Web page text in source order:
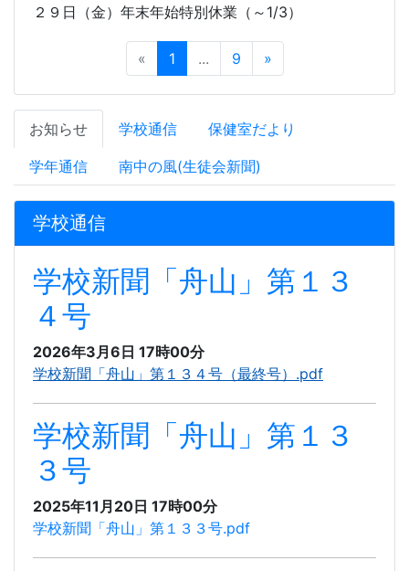
２９日（金）年末年始特別休業（～ 1/3）
« 1 ... 9 »
お知らせ 学校通信 保健室だより
学年通信 南中の風(生徒会新聞)
学校通信
学校新聞「舟山」第１３
４号
2026年3月6日 17時00分
学校新聞「舟山」第１３４号（最終号）.pdf
学校新聞「舟山」第１３
３号
2025年11月20日 17時00分
学校新聞「舟山」第１３３号.pdf